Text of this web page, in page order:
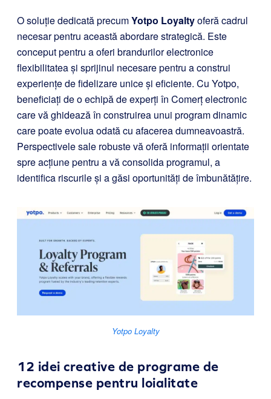
O soluție dedicată precumYotpo Loyaltyoferă cadrul
necesar pentru această abordare strategică. Este
conceput pentru a oferi brandurilor electronice
flexibilitatea și sprijinul necesare pentru a construi
experiențe de fidelizare unice și eficiente. Cu Yotpo,
beneficiați de o echipă de experți în Comerț electronic
care vă ghidează în construirea unui program dinamic
care poate evolua odată cu afacerea dumneavoastră.
Perspectivele sale robuste vă oferă informații orientate
spre acțiune pentru a vă consolida programul, a
identifica riscurile și a găsi oportunități de îmbunătățire.
Yotpo Loyalty
12 idei creative de programe de
recompense pentru loialitate